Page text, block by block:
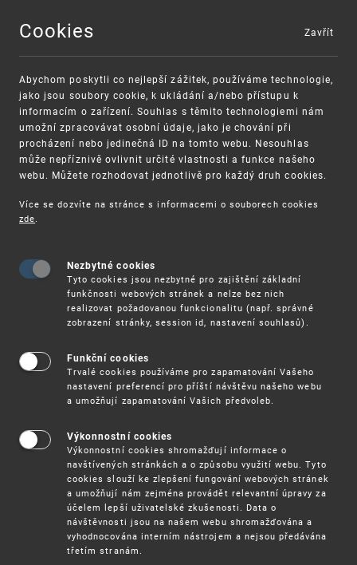
MENU
UPV
Informace k národní
přihlášce (přihlašování v ČR)
Informace pro přihlašovatele užitných
Podání přihlášek a řízení o přihláškách užitných vzorů a
práva a povinnosti vyplývající z užitných vzorů zapsaných
do rejstříku jsou upraveny zákonem č. 478/1992 Sb., o
užitných vzorech, v platném znění, a dále pak zákonem č.
500/2004 Sb., správní řád, a zákonem č. 634/2004 Sb., o
správních poplatcích, v platném znění. Pro některé úkony
se použijí ustanovení zákona č. 527/1990 Sb., o
vynálezech a zlepšovacích návrzích, v platném znění.
Cookies
Abychom poskytli co nejlepší zážitek, používáme technologie,
jako jsou soubory cookie, k ukládání a/nebo přístupu k
informacím o zařízení. Souhlas s těmito technologiemi nám
umožní zpracovávat osobní údaje, jako je chování při
procházení nebo jedinečná ID na tomto webu. Nesouhlas
může nepříznivě ovlivnit určité vlastnosti a funkce našeho
webu. Můžete rozhodovat jednotlivě pro každý druh cookies.
Více se dozvíte na stránce s informacemi o souborech cookies
zde.
Nezbytné cookies
Tyto cookies jsou nezbytné pro zajištění základní
funkčnosti webových stránek a nelze bez nich
realizovat požadovanou funkcionalitu (např. správné
zobrazení stránky, session id, nastavení souhlasů).
Funkční cookies
Trvalé cookies používáme pro zapamatování Vašeho
nastavení preferencí pro příští návštěvu našeho webu
a umožňují zapamatování Vašich předvoleb.
Výkonnostní cookies
Výkonnostní cookies shromažďují informace o
navštívených stránkách a o způsobu využití webu. Tyto
cookies slouží ke zlepšení fungování webových stránek
a umožňují nám zejména provádět relevantní úpravy za
účelem lepší uživatelské zkušenosti. Data o
návštěvnosti jsou na našem webu shromažďována a
vyhodnocována interním nástrojem a nejsou předávána
třetím stranám.
Zavřít